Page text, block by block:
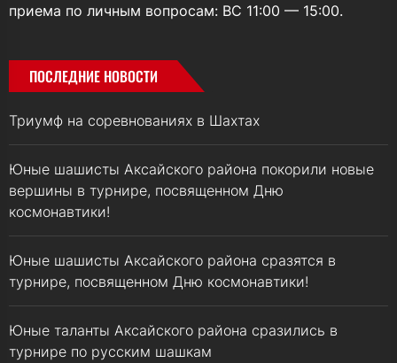
приема по личным вопросам: ВС 11:00 — 15:00.
ПОСЛЕДНИЕ НОВОСТИ
Триумф на соревнованиях в Шахтах
Юные шашисты Аксайского района покорили новые
вершины в турнире, посвященном Дню
космонавтики!
Юные шашисты Аксайского района сразятся в
турнире, посвященном Дню космонавтики!
Юные таланты Аксайского района сразились в
турнире по русским шашкам